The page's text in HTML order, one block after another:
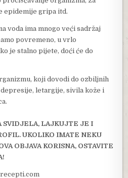
epidemije gripa itd.
voda ima mnogo veći sadržaj
povremeno, u vrlo
je stalno pijete, doći će do
koji dovodi do ozbiljnih
letargije, sivila kože i
SVIDJELA, LAJKUJTE JE I
UKOLIKO IMATE NEKU
OBJAVA KORISNA, OSTAVITE